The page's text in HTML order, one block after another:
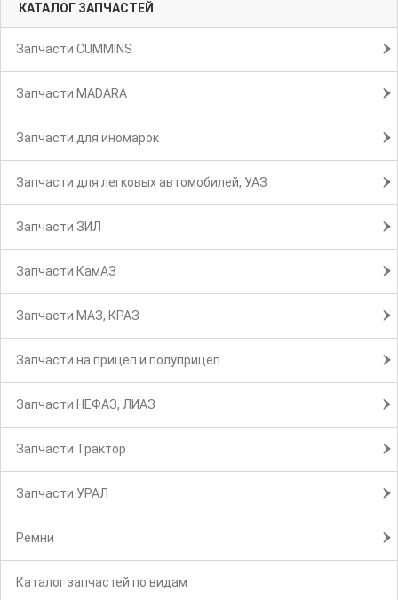
КАТАЛОГ ЗАПЧАСТЕЙ
Запчасти CUMMINS
Запчасти MADARA
Запчасти для иномарок
Запчасти для легковых автомобилей, УАЗ
Запчасти ЗИЛ
Запчасти КамАЗ
Запчасти МАЗ, КРАЗ
Запчасти на прицеп и полуприцеп
Запчасти НЕФАЗ, ЛИАЗ
Запчасти Трактор
Запчасти УРАЛ
Ремни
Каталог запчастей по видам